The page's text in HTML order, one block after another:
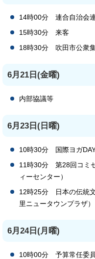
14時00分 連合自治会連
15時30分 来客
18時30分 吹田市公衆集
6月21日(金曜)
内部協議等
6月23日(日曜)
10時30分 国際ヨガ
11時30分 第28回コミ
ィーセンター）
12時25分 日本の伝統
里ニュータウンプラザ）
6月24日(月曜)
10時00分 予算常任委員